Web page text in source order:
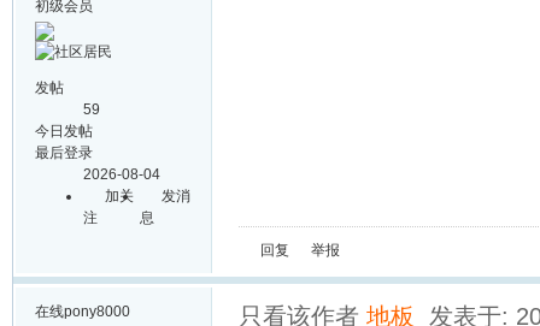
初级会员
发帖
59
今日发帖
最后登录
2026-08-04
加关
注
发消
息
回复 举报
在线pony8000 只看该作者 地板 发表于: